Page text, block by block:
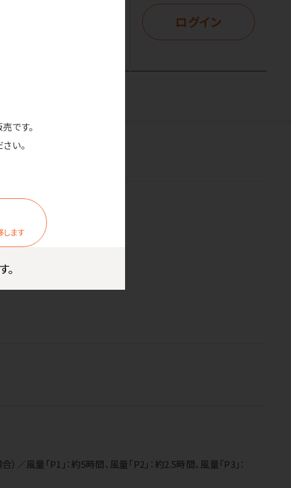
です。
い。
します
ログイン
「P1」：約5時間、風量「P2」：約2.5時間、風量「P3」：